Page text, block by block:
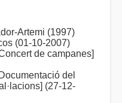
Artemi (1997)
(01-10-2007)
de campanes]
del
(27-12-